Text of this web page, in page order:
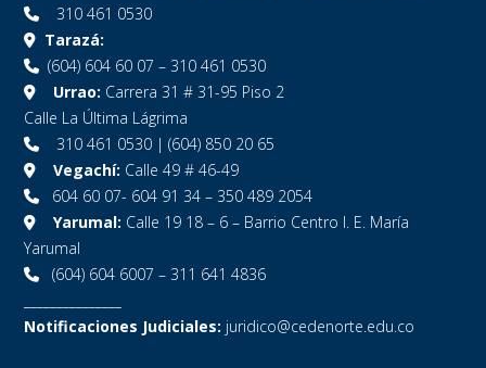
310 461 0530
Tarazá:
(604) 604 60 07 – 310 461 0530
Urrao: Carrera 31 # 31-95 Piso 2
Calle La Última Lágrima
310 461 0530 | (604) 850 20 65
Vegachí: Calle 49 # 46-49
604 60 07- 604 91 34 – 350 489 2054
Yarumal: Calle 19 18 – 6 – Barrio Centro I. E. María
Yarumal
(604) 604 6007 – 311 641 4836
Notificaciones Judiciales: juridico@cedenorte.edu.co